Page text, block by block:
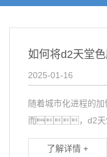
如何将d2天堂
2025-01-16
随着城市化进程的
而，d2天堂
了解详情 +